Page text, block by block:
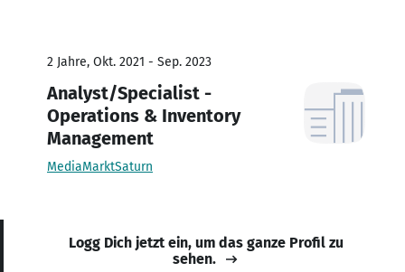
2 Jahre, Okt. 2021 - Sep. 2023
Analyst/Specialist -
Operations & Inventory
Management
MediaMarktSaturn
Logg Dich jetzt ein, um das ganze Profil zu
sehen.